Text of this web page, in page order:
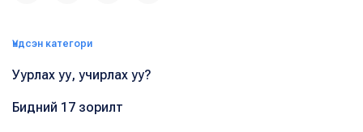
Үндсэн категори
Уурлах уу, учирлах уу?
Бидний 17 зорилт